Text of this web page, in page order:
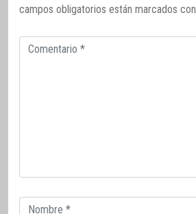
campos obligatorios están marcados con
Comentario
Correo